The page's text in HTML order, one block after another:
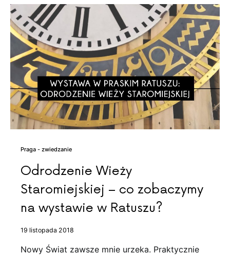
Praga - zwiedzanie
Odrodzenie Wieży
Staromiejskiej – co zobaczymy
na wystawie w Ratuszu?
19 listopada 2018
Nowy Świat zawsze mnie urzeka. Praktycznie